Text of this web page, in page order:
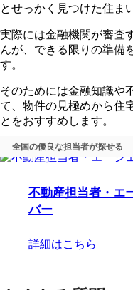
とせっかく見つけた住ま
実際には金融機関が審査
んが、できる限りの準備
す。
そのためには金融知識や
て、物件の見極めから住
とをおすすめします。
全国の優良な担当者が探せる
不動産担当者・エ
バー
詳細はこちら